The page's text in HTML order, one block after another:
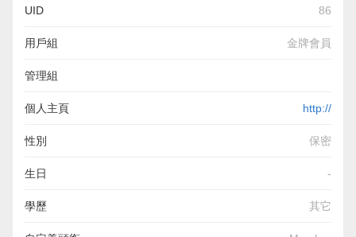
UID 86
用戶組 金牌會員
管理組
個人主頁 http://
性別 保密
生日 -
學歷 其它